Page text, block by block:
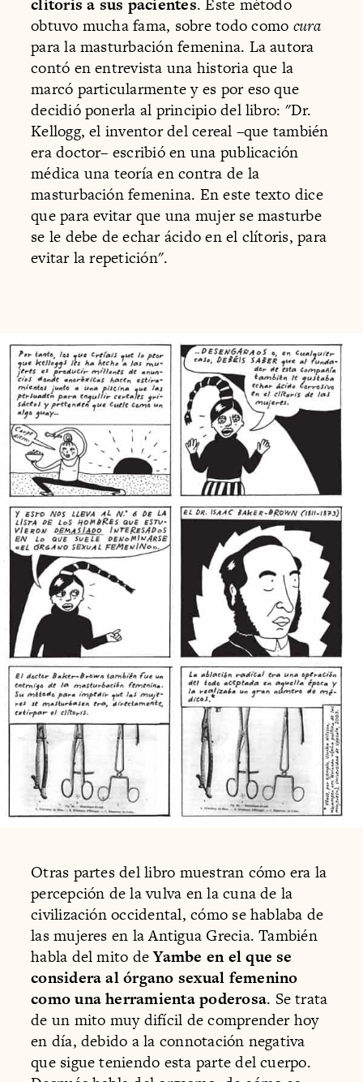
clítoris a sus pacientes. Este método
obtuvo mucha fama, sobre todo como cura
para la masturbación femenina. La autora
contó en entrevista una historia que la
marcó particularmente y es por eso que
decidió ponerla al principio del libro: "Dr.
Kellogg, el inventor del cereal –que también
era doctor– escribió en una publicación
médica una teoría en contra de la
masturbación femenina. En este texto dice
que para evitar que una mujer se masturbe
se le debe de echar ácido en el clítoris, para
evitar la repetición".
Otras partes del libro muestran cómo era la
percepción de la vulva en la cuna de la
civilización occidental, cómo se hablaba de
las mujeres en la Antigua Grecia. También
habla del mito deYambe en el que se
considera al órgano sexual femenino
como una herramienta poderosa. Se trata
de un mito muy difícil de comprender hoy
en día, debido a la connotación negativa
que sigue teniendo esta parte del cuerpo.